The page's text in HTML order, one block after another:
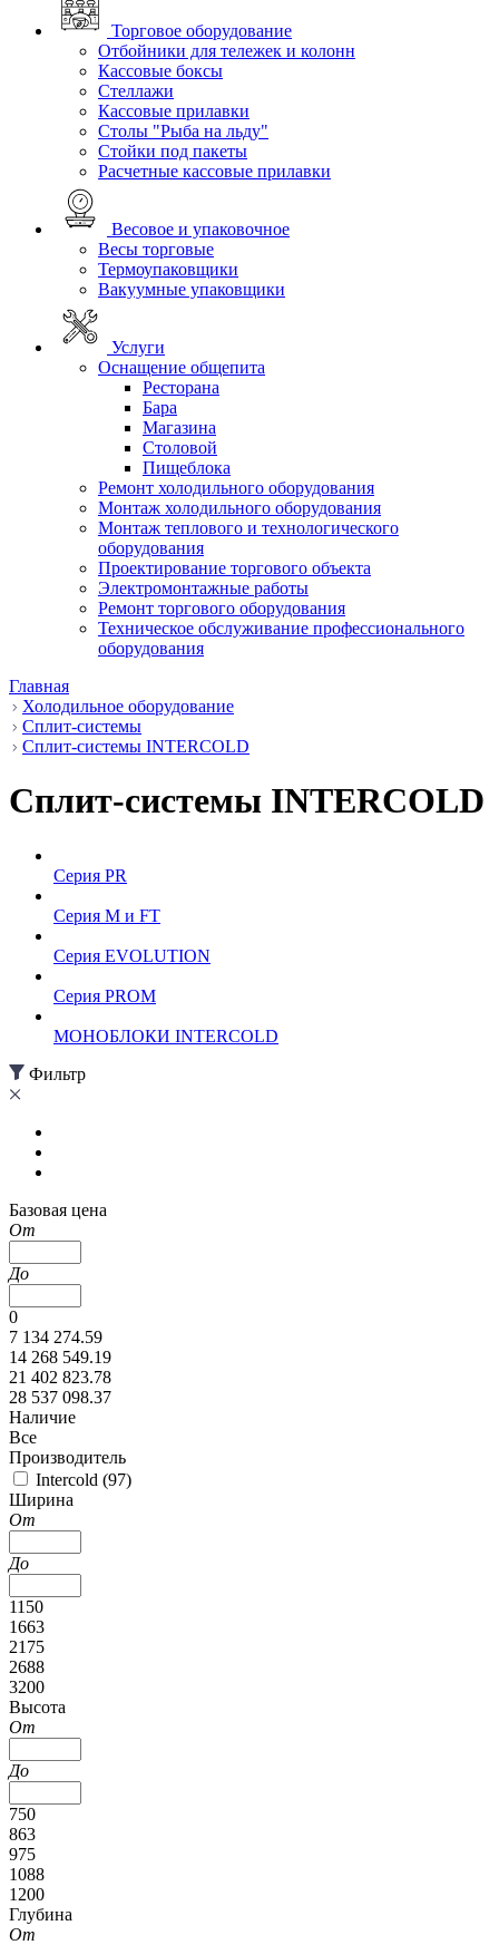
Торговое оборудование
Отбойники для тележек и колонн
Кассовые боксы
Стеллажи
Кассовые прилавки
Столы "Рыба на льду"
Стойки под пакеты
Расчетные кассовые прилавки
Весовое и упаковочное
Весы торговые
Термоупаковщики
Вакуумные упаковщики
Услуги
Оснащение общепита
Ресторана
Бара
Магазина
Столовой
Пищеблока
Ремонт холодильного оборудования
Монтаж холодильного оборудования
Монтаж теплового и технологического
оборудования
Проектирование торгового объекта
Электромонтажные работы
Ремонт торгового оборудования
Техническое обслуживание профессионального
оборудования
Главная
Холодильное оборудование
Сплит-системы
Сплит-системы INTERCOLD
Сплит-системы INTERCOLD
Серия PR
Серия М и FT
Серия EVOLUTION
Серия PROM
МОНОБЛОКИ INTERCOLD
Фильтр
Базовая цена
От
До
0
7 134 274.59
14 268 549.19
21 402 823.78
28 537 098.37
Наличие
Все
Производитель
Intercold (97)
Ширина
От
До
1150
1663
2175
2688
3200
Высота
От
До
750
863
975
1088
1200
Глубина
От